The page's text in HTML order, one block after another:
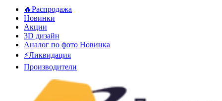
🔥Распродажа
Новинки
Акции
3D дизайн
Аналог по фото Новинка
⚡Ликвидация
Производители